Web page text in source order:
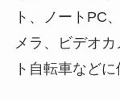
ト、ノートPC
メラ、ビデオ
ト自転車などに